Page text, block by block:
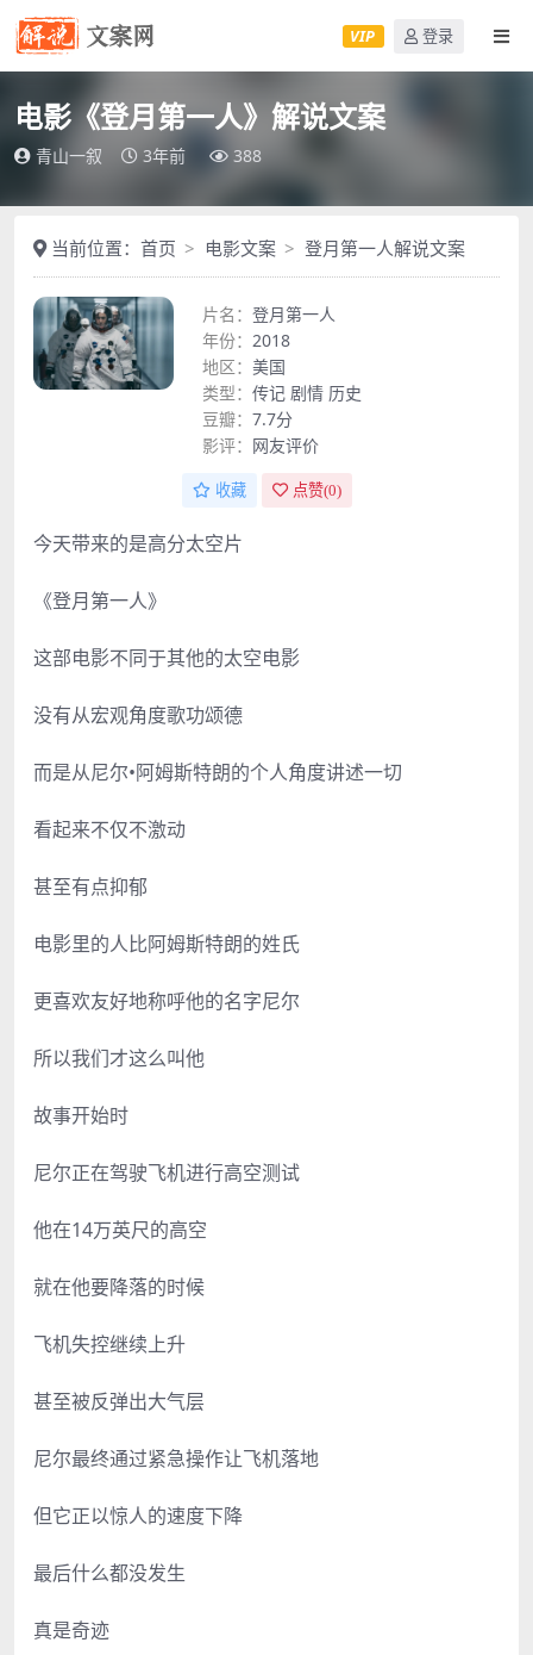
VIP 登录
电影《登月第一人》解说文案
青山一叙 3年前 388
当前位置： 首页 电影文案 登月第一人解说文案
片名： 登月第一人
年份： 2018
地区： 美国
类型： 传记 剧情 历史
豆瓣： 7.7分
影评： 网友评价
收藏 点赞(0)
今天带来的是高分太空片
《登月第一人》
这部电影不同于其他的太空电影
没有从宏观角度歌功颂德
而是从尼尔•阿姆斯特朗的个人角度讲述一切
看起来不仅不激动
甚至有点抑郁
电影里的人比阿姆斯特朗的姓氏
更喜欢友好地称呼他的名字尼尔
所以我们才这么叫他
故事开始时
尼尔正在驾驶飞机进行高空测试
他在14万英尺的高空
就在他要降落的时候
飞机失控继续上升
甚至被反弹出大气层
尼尔最终通过紧急操作让飞机落地
但它正以惊人的速度下降
最后什么都没发生
真是奇迹